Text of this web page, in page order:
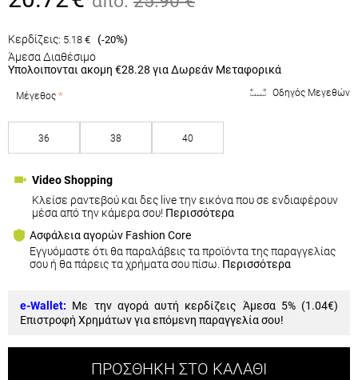
Κερδίζεις: 5.18 € (-20%)
Άμεσα Διαθέσιμο
Υπολοιπονται ακομη €28.28 για Δωρεάν Μεταφορικά
Οδηγός Μεγεθών
Μέγεθος
36 38 40
Video Shopping
Κλείσε ραντεβού και δες live την εικόνα που σε ενδιαφέρουν
μέσα από την κάμερα σου! Περισσότερα
Ασφάλεια αγορών Fashion Core
Εγγυόμαστε ότι θα παραλάβεις τα προϊόντα της παραγγελίας
σου ή θα πάρεις τα χρήματα σου πίσω. Περισσότερα
e-Wallet: Με την αγορά αυτή κερδίζεις Άμεσα 5% (1.04€)
Επιστροφή Χρημάτων για επόμενη παραγγελία σου!
ΠΡΟΣΘΉΚΗ ΣΤΟ ΚΑΛΆΘΙ